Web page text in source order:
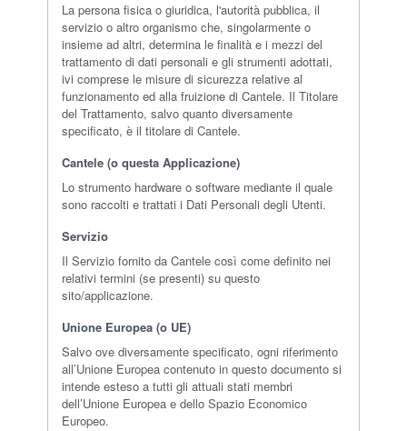
La persona fisica o giuridica, l'autorità pubblica, il
servizio o altro organismo che, singolarmente o
insieme ad altri, determina le finalità e i mezzi del
trattamento di dati personali e gli strumenti adottati,
ivi comprese le misure di sicurezza relative al
funzionamento ed alla fruizione di Cantele. Il Titolare
del Trattamento, salvo quanto diversamente
specificato, è il titolare di Cantele.
Cantele (o questa Applicazione)
Lo strumento hardware o software mediante il quale
sono raccolti e trattati i Dati Personali degli Utenti.
Servizio
Il Servizio fornito da Cantele così come definito nei
relativi termini (se presenti) su questo
sito/applicazione.
Unione Europea (o UE)
Salvo ove diversamente specificato, ogni riferimento
all’Unione Europea contenuto in questo documento si
intende esteso a tutti gli attuali stati membri
dell’Unione Europea e dello Spazio Economico
Europeo.